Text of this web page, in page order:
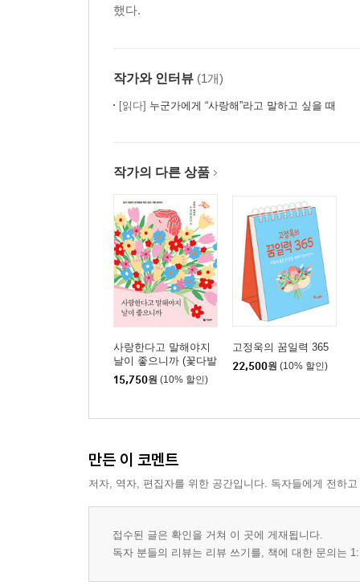
했다.
작가와 인터뷰 (1개)
[읽다] 누군가에게 “사랑해”라고 말하고 싶을 때
작가의 다른 상품
사랑한다고 말해야지
날이 좋으니까 (꽃다발
에디션)
15,750원 (10% 할인)
고정욱의 꿈일력 365
22,500원 (10% 할인)
만든 이 코멘트
저자, 역자, 편집자를 위한 공간입니다. 독자들에게 전하
접수된 글은 확인을 거쳐 이 곳에 게재됩니다.
독자 분들의 리뷰는 리뷰 쓰기를, 책에 대한 문의는